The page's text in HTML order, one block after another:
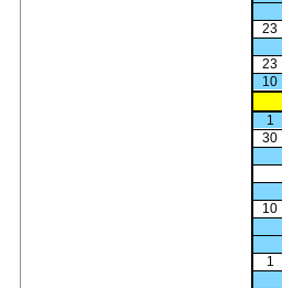
23
23
10
1
30
10
1